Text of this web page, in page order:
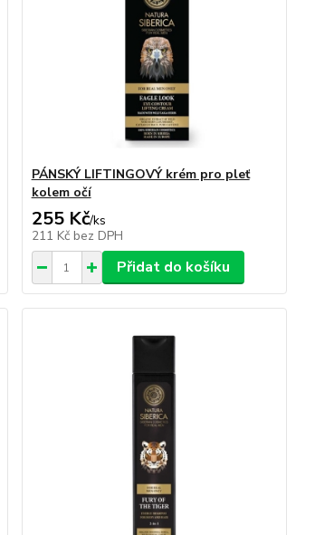
PÁNSKÝ LIFTINGOVÝ krém pro pleť
kolem očí
255 Kč/ks
211 Kč bez DPH
Přidat do košíku